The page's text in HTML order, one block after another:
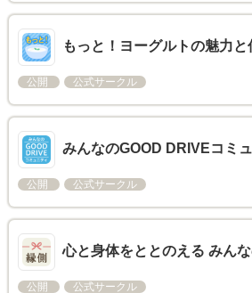
もっと！ヨーグルトの魅力と
公開 公式サークル
みんなのGOOD DRIVEコミ
公開 公式サークル
心と身体をととのえる みん
公開 公式サークル